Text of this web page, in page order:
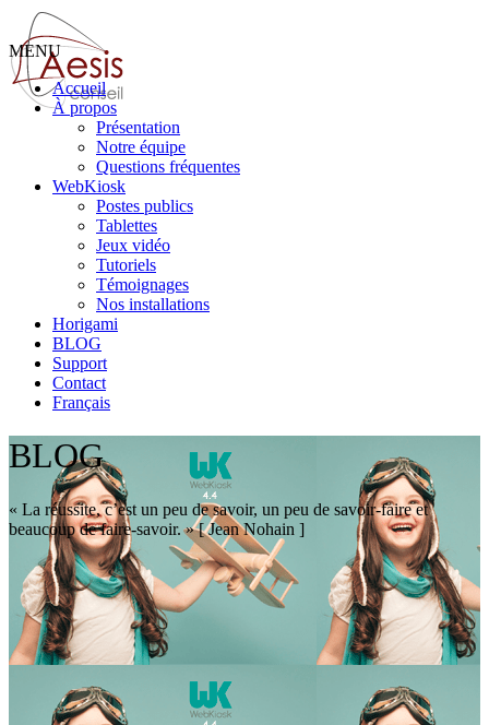
MENU
Accueil
À propos
Présentation
Notre équipe
Questions fréquentes
WebKiosk
Postes publics
Tablettes
Jeux vidéo
Tutoriels
Témoignages
Nos installations
Horigami
BLOG
Support
Contact
Français
BLOG
« La réussite, c’est un peu de savoir, un peu de savoir-faire et
beaucoup de faire-savoir. » [ Jean Nohain ]